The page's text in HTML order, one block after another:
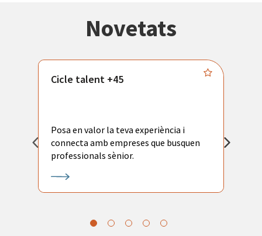
Novetats
Cicle talent +45
Posa en valor la teva experiència i
connecta amb empreses que busquen
professionals sènior.